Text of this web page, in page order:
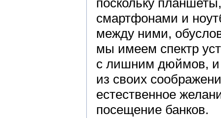
поскольку
смартфонами и
между ними,
мы имеем спектр
с лишним дюймов, и
из своих
естественное
посещение банков.